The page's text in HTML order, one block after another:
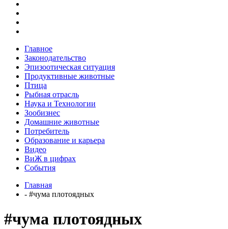
Главное
Законодательство
Эпизоотическая ситуация
Продуктивные животные
Птица
Рыбная отрасль
Наука и Технологии
Зообизнес
Домашние животные
Потребитель
Образование и карьера
Видео
ВиЖ в цифрах
События
Главная
- #чума плотоядных
#чума плотоядных